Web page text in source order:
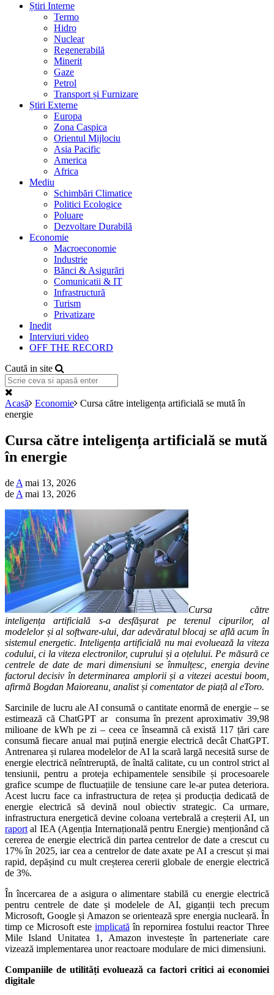
Știri Interne
Termo
Hidro
Nuclear
Regenerabilă
Minerit
Gaze
Petrol
Transport și Furnizare
Știri Externe
Europa
Zona Caspica
Orientul Mijlociu
Asia Pacific
America
Africa
Mediu
Schimbări Climatice
Politici Ecologice
Poluare
Dezvoltare Durabilă
Economie
Macroeconomie
Industrie
Bănci & Asigurări
Comunicatii & IT
Infrastructură
Turism
Privatizare
Inedit
Interviuri video
OFF THE RECORD
Caută in site
Acasă Economie Cursa către inteligența artificială se mută în
energie
Cursa către inteligența artificială se mută
în energie
de A mai 13, 2026
de A mai 13, 2026
Cursa către
inteligența artificială s-a desfășurat pe terenul cipurilor, al
modelelor și al software-ului, dar adevăratul blocaj se află acum în
sistemul energetic. Inteligența artificială nu mai evoluează la viteza
codului, ci la viteza electronilor, cuprului și a oțelului. Pe măsură ce
centrele de date de mari dimensiuni se înmulțesc, energia devine
factorul decisiv în determinarea amplorii și a vitezei acestui boom,
afirmă Bogdan Maioreanu, analist și comentator de piață al eToro.
Sarcinile de lucru ale AI consumă o cantitate enormă de energie – se
estimează că ChatGPT ar consuma în prezent aproximativ 39,98
milioane de kWh pe zi – ceea ce înseamnă că există 117 țări care
consumă fiecare anual mai puțină energie electrică decât ChatGPT.
Antrenarea și rularea modelelor de AI la scară largă necesită surse de
energie electrică neîntreruptă, de înaltă calitate, cu un control strict al
tensiunii, pentru a proteja echipamentele sensibile și procesoarele
grafice scumpe de fluctuațiile de tensiune care le-ar putea deteriora.
Acest lucru face ca infrastructura de rețea și producția dedicată de
energie electrică să devină noul obiectiv strategic. Ca urmare,
infrastructura energetică devine coloana vertebrală a creșterii AI, un
raport al IEA (Agenția Internațională pentru Energie) menționând că
cererea de energie electrică din partea centrelor de date a crescut cu
17% în 2025, iar cea a centrelor de date axate pe AI a crescut și mai
rapid, depășind cu mult creșterea cererii globale de energie electrică
de 3%.
În încercarea de a asigura o alimentare stabilă cu energie electrică
pentru centrele de date și modelele de AI, giganții tech precum
Microsoft, Google și Amazon se orientează spre energia nucleară. În
timp ce Microsoft este implicată în repornirea fostului reactor Three
Mile Island Unitatea 1, Amazon investește în parteneriate care
vizează implementarea unor reactoare modulare de mici dimensiuni.
Companiile de utilități evoluează ca factori critici ai economiei
digitale